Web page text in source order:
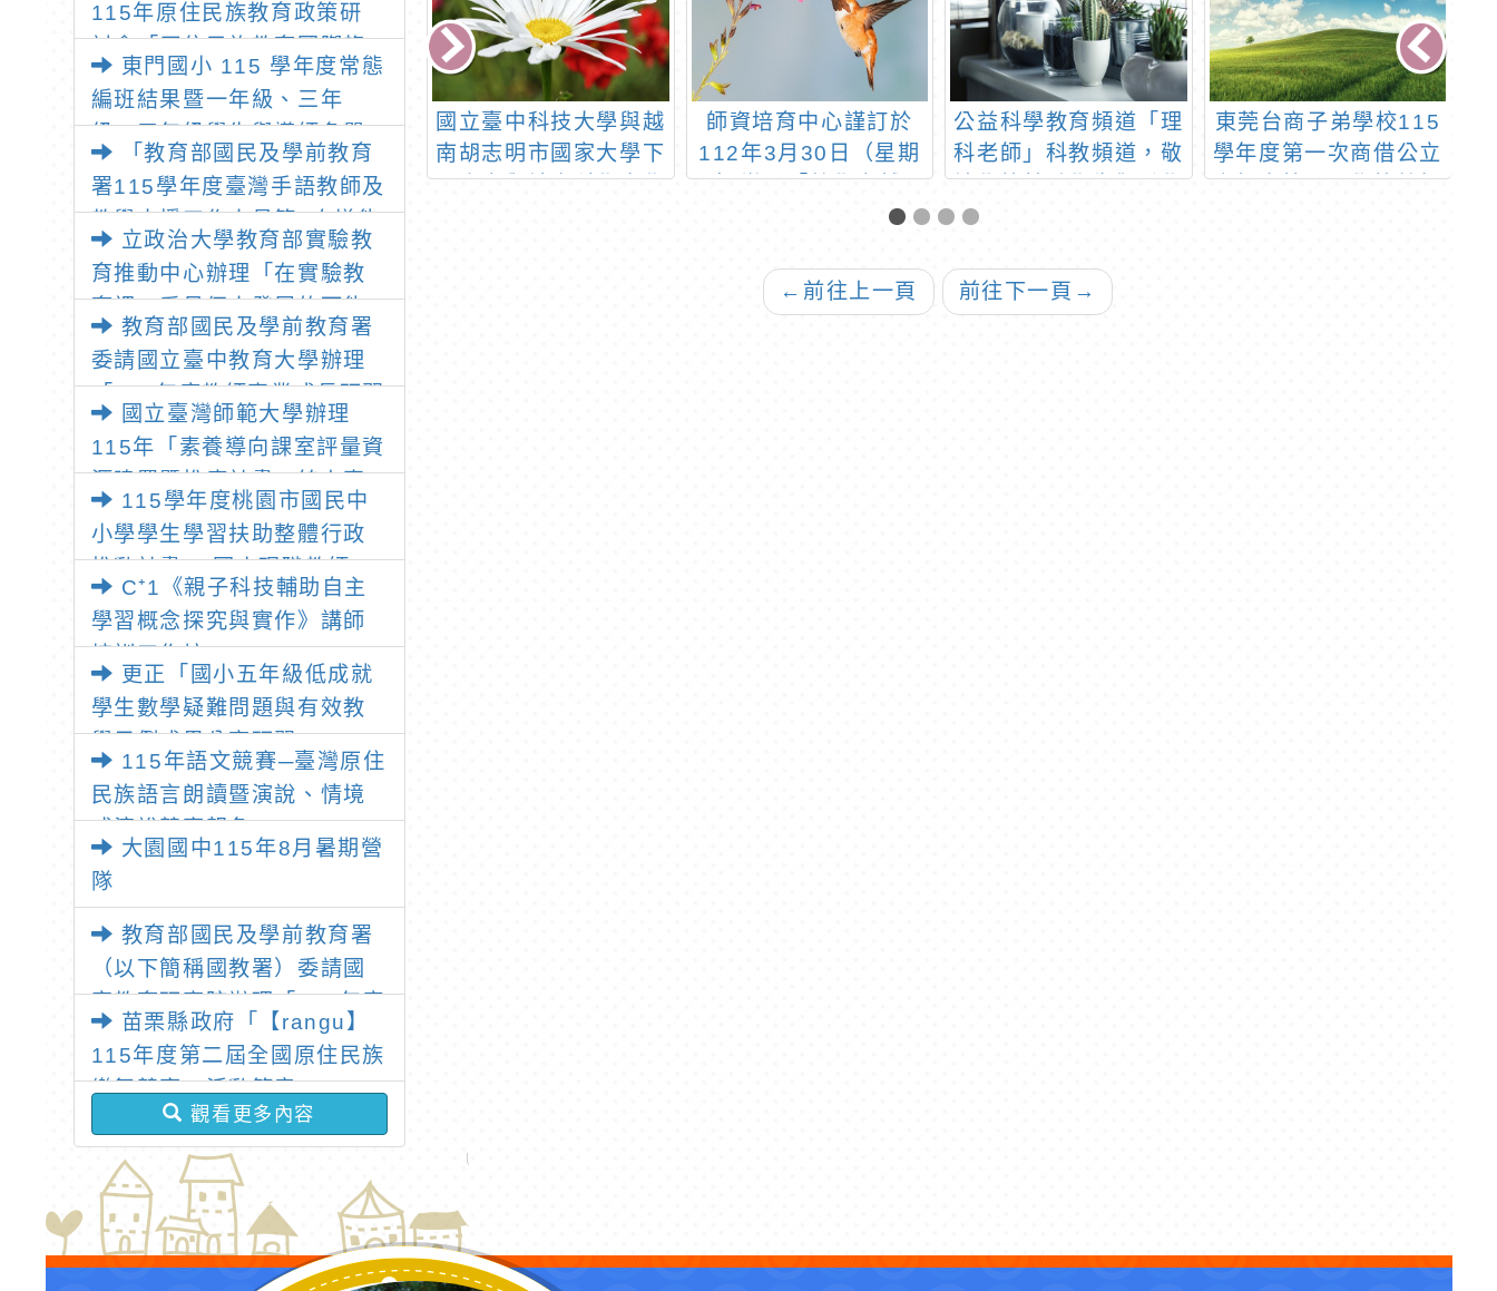
115年原住民族教育政策研
討會「原住民族教育國際趨
勢與發展」
東門國小 115 學年度常態
編班結果暨一年級、三年
級、五年級學生與導師名單
「教育部國民及學前教育
署115學年度臺灣手語教師及
教學支援工作人員第1次增能
暨回訓研習實施計畫」1份
立政治大學教育部實驗教
育推動中心辦理「在實驗教
育裡，看見個人發展的可能
性」推廣講座
教育部國民及學前教育署
委請國立臺中教育大學辦理
「115年度教師專業成長研習
—「夢的N次方」實踐家論壇
（中區臺中場）」
國立臺灣師範大學辦理
115年「素養導向課室評量資
源建置暨推廣計畫」線上專
題講座之報名資訊
115學年度桃園市國民中
小學學生學習扶助整體行政
推動計畫 —國小現職教師8
小時認證研習
C⁺1《親子科技輔助自主
學習概念探究與實作》講師
培訓工作坊
更正「國小五年級低成就
學生數學疑難問題與有效教
學示例成果分享研習」
115年語文競賽─臺灣原住
民族語言朗讀暨演說、情境
式演說競賽報名
大園國中115年8月暑期營
隊
教育部國民及學前教育署
（以下簡稱國教署）委請國
家教育研究院辦理「115年度
教學基地學校各領域教師暑
假共同備課研習」
苗栗縣政府「【rangu】
115年度第二屆全國原住民族
樂舞競賽」活動簡章
觀看更多內容
事務基金會辦
111學年度十二年國教
課綱國民中小學標準本
位評量計畫「素養導向
標準本位評量應用研
習」
國立臺中科技大學與越
南胡志明市國家大學下
屬人文與社會科學大學
師資培育中心謹訂於
112年3月30日（星期
四）辦理「教學卓越：
國際教育 vs 校本課
躍出席
公益科學教育頻道「理
科老師」科教頻道，敬
請學校鼓勵學生觀看學
習，增進科學素養和探
東莞台商子弟學校115
學年度第一次商借公立
高級中等以下學校教師
← 前往上一頁 前往下一頁 →